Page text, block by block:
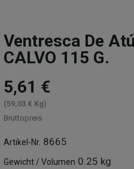
Ventresca De
CALVO 115 G.
5,61 €
(59,03 € Kg)
Bruttopreis
Artikel-Nr. 8665
Gewicht / Volumen 0.25 kg